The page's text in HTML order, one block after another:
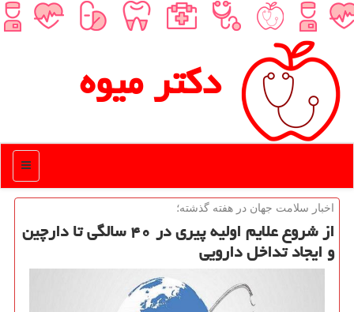
دكتر میوه
منو
اخبار سلامت جهان در هفته گذشته؛
از شروع علایم اولیه پیری در ۴۰ سالگی تا دارچین
و ایجاد تداخل دارویی